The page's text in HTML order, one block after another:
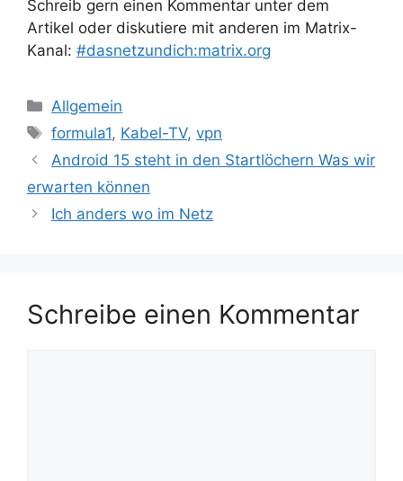
Schreib gern einen Kommentar unter dem
Artikel oder diskutiere mit anderen im Matrix-
Kanal: #dasnetzundich:matrix.org
Kategorien
Allgemein
Schlagwörter
formula1, Kabel-TV,vpn
Android 15 steht in den Startlöchern Was wir
erwarten können
Ich anders wo im Netz
Schreibe einen Kommentar